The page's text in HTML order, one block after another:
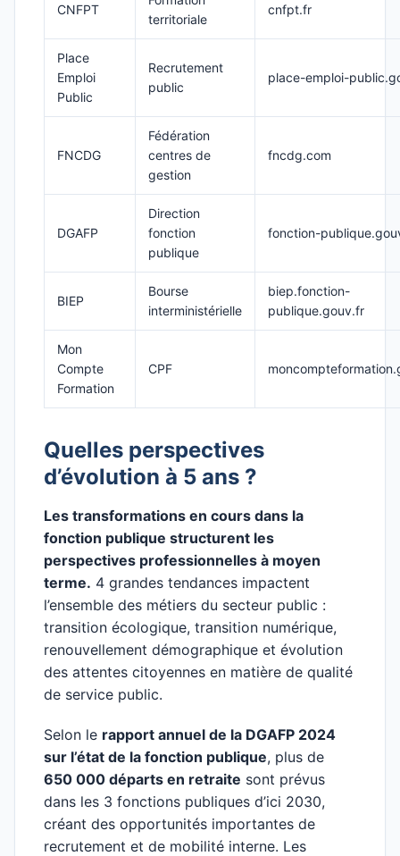
CNFPT
territoriale
cnfpt.fr
Place
Emploi
Public
Recrutement
public
place-emploi-
FNCDG
Fédération
centres de
gestion
fncdg.com
DGAFP
Direction
fonction
publique
fonction-
BIEP
Bourse
interministérielle
biep.fonction-
publique.gouv.fr
Mon
Compte
Formation
CPF
Quelles perspectives
d’évolution à 5 ans ?
Les transformations en cours dans la
fonction publique structurent les
perspectives professionnelles à moyen
terme. 4 grandes tendances impactent
l’ensemble des métiers du secteur public :
transition écologique, transition numérique,
renouvellement démographique et évolution
des attentes citoyennes en matière de qualité
de service public.
Selon le rapport annuel de la DGAFP 2024
sur l’état de la fonction publique, plus de
650 000 départs en retraite sont prévus
dans les 3 fonctions publiques d’ici 2030,
créant des opportunités importantes de
recrutement et de mobilité interne. Les